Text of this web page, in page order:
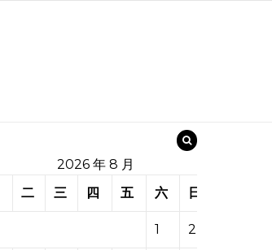
2026 年 8 月
二 三 四 五 六 日
1 2